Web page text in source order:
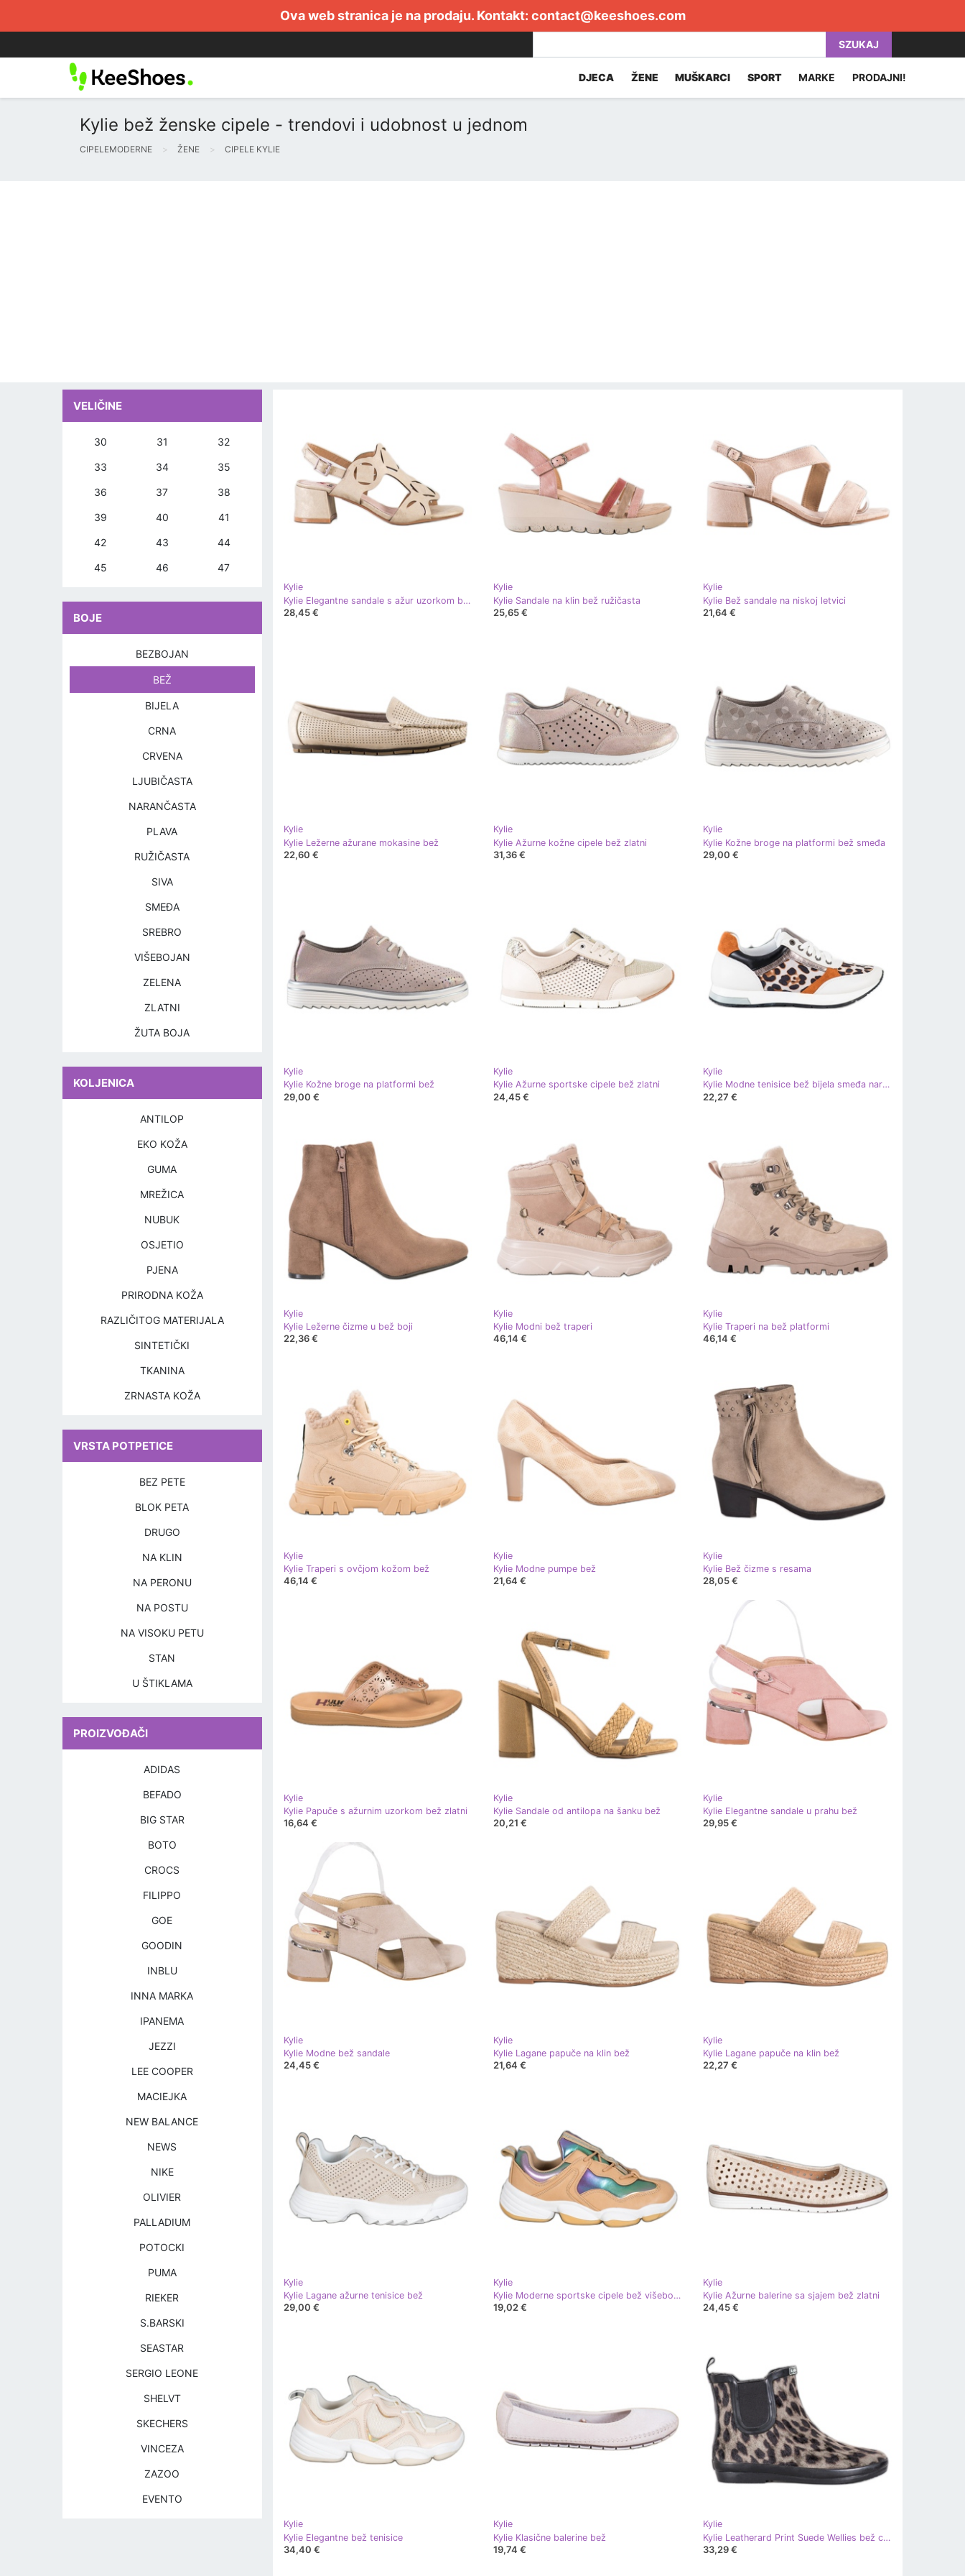
Ova web stranica je na prodaju. Kontakt: contact@keeshoes.com
SZUKAJ
DJECA ŽENE MUŠKARCI SPORT MARKE PRODAJNI!
Kylie bež ženske cipele - trendovi i udobnost u jednom
CIPELEMODERNE ŽENE CIPELE KYLIE
Kylie
Kylie Elegantne sandale s ažur uzorkom bež
28,45 €
Kylie
Kylie Sandale na klin bež ružičasta
25,65 €
Kylie
Kylie Bež sandale na niskoj letvici
21,64 €
Kylie
Kylie Ležerne ažurane mokasine bež
22,60 €
Kylie
Kylie Ažurne kožne cipele bež zlatni
31,36 €
Kylie
Kylie Kožne broge na platformi bež smeđa
29,00 €
Kylie
Kylie Kožne broge na platformi bež
29,00 €
Kylie
Kylie Ažurne sportske cipele bež zlatni
24,45 €
Kylie
Kylie Modne tenisice bež bijela smeđa narančasta zlatni
22,27 €
Kylie
Kylie Ležerne čizme u bež boji
22,36 €
Kylie
Kylie Modni bež traperi
46,14 €
Kylie
Kylie Traperi na bež platformi
46,14 €
Kylie
Kylie Traperi s ovčjom kožom bež
46,14 €
Kylie
Kylie Modne pumpe bež
21,64 €
Kylie
Kylie Bež čizme s resama
28,05 €
Kylie
Kylie Papuče s ažurnim uzorkom bež zlatni
16,64 €
Kylie
Kylie Sandale od antilopa na šanku bež
20,21 €
Kylie
Kylie Elegantne sandale u prahu bež
29,95 €
Kylie
Kylie Modne bež sandale
24,45 €
Kylie
Kylie Lagane papuče na klin bež
21,64 €
Kylie
Kylie Lagane papuče na klin bež
22,27 €
Kylie
Kylie Lagane ažurne tenisice bež
29,00 €
Kylie
Kylie Moderne sportske cipele bež višebojan
19,02 €
Kylie
Kylie Ažurne balerine sa sjajem bež zlatni
24,45 €
Kylie
Kylie Elegantne bež tenisice
34,40 €
Kylie
Kylie Klasične balerine bež
19,74 €
Kylie
Kylie Leatherard Print Suede Wellies bež crna
33,29 €
VELIČINE
30 31 32
33 34 35
36 37 38
39 40 41
42 43 44
45 46 47
BOJE
BEZBOJAN
BEŽ
BIJELA
CRNA
CRVENA
LJUBIČASTA
NARANČASTA
PLAVA
RUŽIČASTA
SIVA
SMEĐA
SREBRO
VIŠEBOJAN
ZELENA
ZLATNI
ŽUTA BOJA
KOLJENICA
ANTILOP
EKO KOŽA
GUMA
MREŽICA
NUBUK
OSJETIO
PJENA
PRIRODNA KOŽA
RAZLIČITOG MATERIJALA
SINTETIČKI
TKANINA
ZRNASTA KOŽA
VRSTA POTPETICE
BEZ PETE
BLOK PETA
DRUGO
NA KLIN
NA PERONU
NA POSTU
NA VISOKU PETU
STAN
U ŠTIKLAMA
PROIZVOĐAČI
ADIDAS
BEFADO
BIG STAR
BOTO
CROCS
FILIPPO
GOE
GOODIN
INBLU
INNA MARKA
IPANEMA
JEZZI
LEE COOPER
MACIEJKA
NEW BALANCE
NEWS
NIKE
OLIVIER
PALLADIUM
POTOCKI
PUMA
RIEKER
S.BARSKI
SEASTAR
SERGIO LEONE
SHELVT
SKECHERS
VINCEZA
ZAZOO
EVENTO